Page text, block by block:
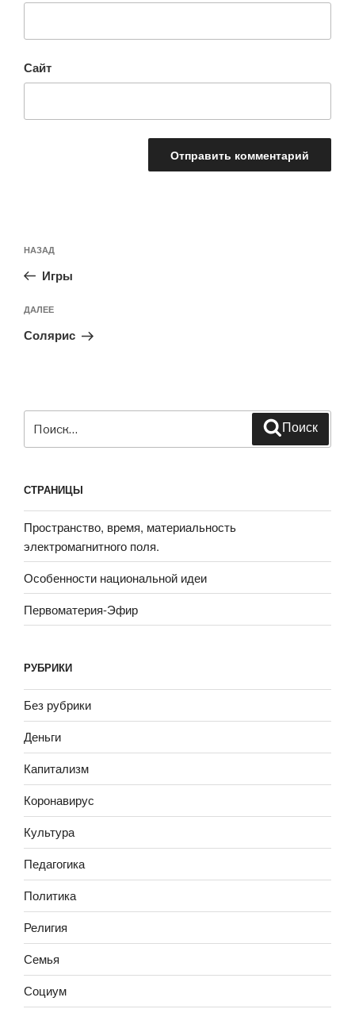
Сайт
по
записям
Предыдущая
запись:
НАЗАД
Игры
Следующая
запись
ДАЛЕЕ
Солярис
Поиск
СТРАНИЦЫ
Пространство, время, материальность
электромагнитного поля.
Особенности национальной идеи
Первоматерия-Эфир
РУБРИКИ
Без рубрики
Деньги
Капитализм
Коронавирус
Культура
Педагогика
Политика
Религия
Семья
Социум